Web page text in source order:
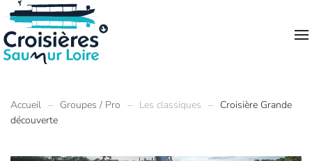
Accueil Groupes / Pro Les classiques
Croisière Grande
découverte